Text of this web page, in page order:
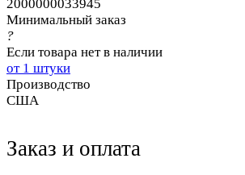
2000000033945
Минимальный заказ
?
Если товара нет в наличии
от 1 штуки
Производство
США
Заказ и оплата